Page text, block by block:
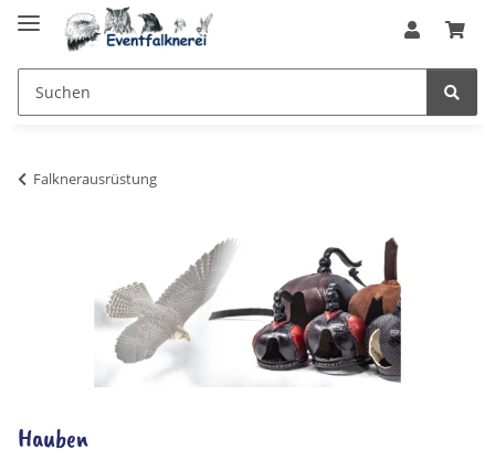
Falknerausrüstung
Hauben